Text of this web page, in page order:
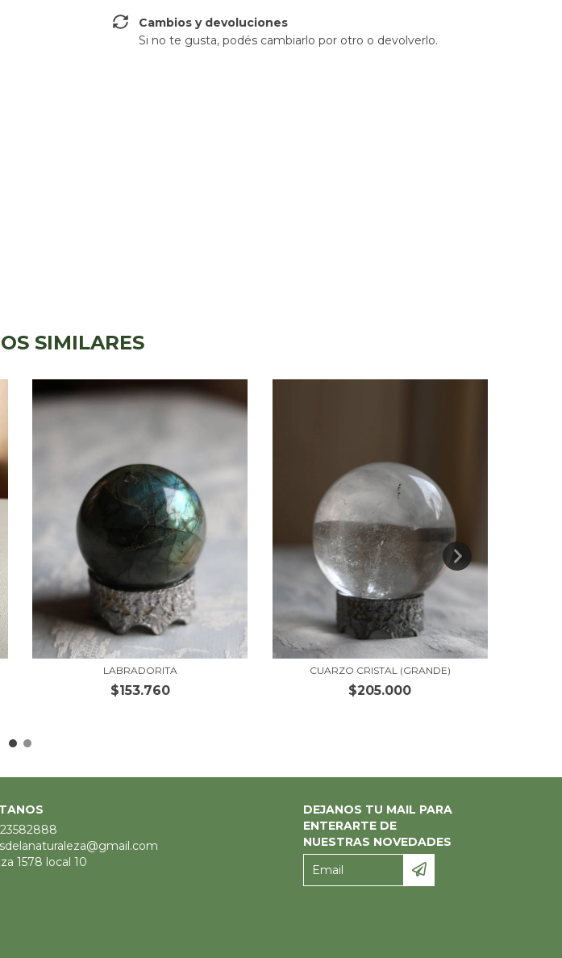
Cambios y devoluciones
Si no te gusta, podés cambiarlo por otro o devolverlo.
SIMILARES
LABRADORITA
$153.760
CUARZO CRISTAL (GRANDE)
$205.000
1578 local 10
DEJANOS TU MAIL PARA
ENTERARTE DE
NUESTRAS NOVEDADES